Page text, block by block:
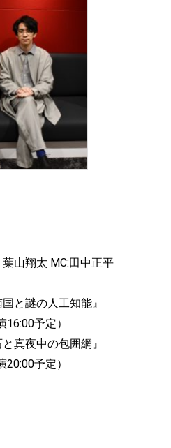
山翔太 MC:田中正平
国と謎の人工知能』
予定）
と真夜中の包囲網』
予定）